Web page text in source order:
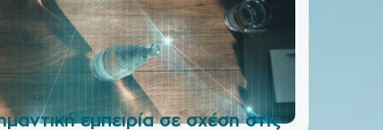
εμπειρία σε σχέση στις